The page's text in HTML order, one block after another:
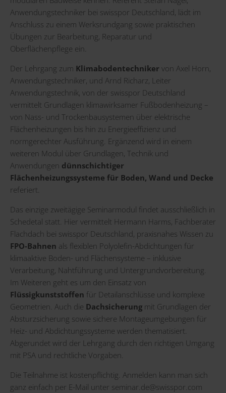
Anwendungstechniker bei swisspor Deutschland, lädt im
Anschluss zu einem Werksrundgang sowie praktischen
Übungen zur Bearbeitung, Reparatur und
Oberflächenpflege ein.
Der Lehrgang zum Klimabodentechniker von Axel Horn,
Anwendungstechniker, und Arnd Richarz, Leiter
Anwendungstechnik, von der swisspor Deutschland
vermittelt Grundlagen klimawirksamer Fußbodenheizung –
von Nass- und Trockenbausystemen über elektrische
Flächenheizungen bis hin zu Energieeffizienz und
normgerechter Ausführung. Ergänzend wird in einem
weiteren Modul über Grundlagen, Technik und
Anwendungen dünnschichtiger
Flächenheizungssysteme für Boden, Wand und Decke
referiert.
Das einzige zweitägige Seminarmodul findet ausschließlich in
Schedetal statt. Hier vermittelt Hermann Harms, Fachberater
Flachdach bei swisspor Deutschland, praxisnahes Wissen zu
FPO-Bahnen als flexiblen Polyolefin-Abdichtungen für
klimaaktive Boden- und Flächensysteme – inklusive
Verarbeitung, Nahtführung und Untergrundvorbereitung.
Im Weiteren geht es um den Einsatz von
Flüssigkunststoffen für Detailanschlüsse und komplexe
Geometrien. Auch die Dachsicherung mit Grundlagen der
Absturzsicherung sowie sichere Montageumgebungen für
Heiz- und Abdichtungssysteme werden thematisiert.
Abgerundet wird der Lehrgang durch den richtigen Umgang
mit PSA und rechtliche Vorgaben.
Die Teilnahme ist kostenpflichtig. Anmelden kann man sich
ganz einfach per E-Mail unter seminar.de@swisspor.com